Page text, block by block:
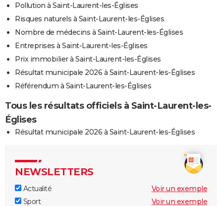
Pollution à Saint-Laurent-les-Églises
Risques naturels à Saint-Laurent-les-Églises
Nombre de médecins à Saint-Laurent-les-Églises
Entreprises à Saint-Laurent-les-Églises
Prix immobilier à Saint-Laurent-les-Églises
Résultat municipale 2026 à Saint-Laurent-les-Églises
Référendum à Saint-Laurent-les-Églises
Tous les résultats officiels à Saint-Laurent-les-
Églises
Résultat municipale 2026 à Saint-Laurent-les-Églises
NEWSLETTERS
Actualité
Voir un exemple
Sport
Voir un exemple